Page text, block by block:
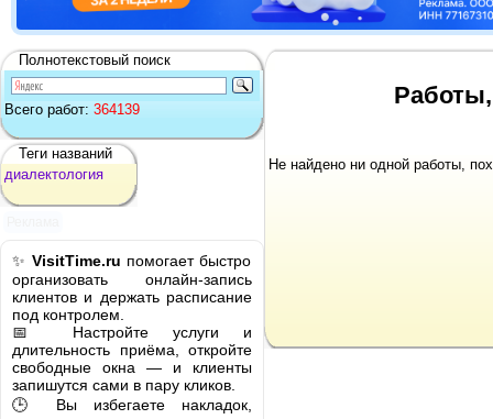
Полнотекстовый поиск
Всего работ: 364139
Теги названий
диалектология
✨ VisitTime.ru помогает быстро
организовать онлайн-запись
клиентов и держать расписание
под контролем.
📅 Настройте услуги и
длительность приёма, откройте
свободные окна — и клиенты
запишутся сами в пару кликов.
🕒 Вы избегаете накладок,
Не найдено ни одной работы,